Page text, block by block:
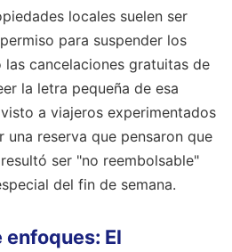
locales suelen ser
para suspender los
cancelaciones gratuitas de
la letra pequeña de esa
a viajeros experimentados
reserva que pensaron que
ser "no reembolsable"
del fin de semana.
El